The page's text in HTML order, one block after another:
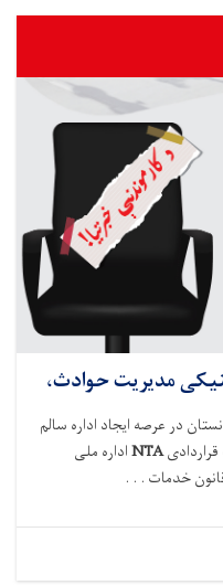
مدیریت حوادث،
در عرصه ایجاد اداره سالم
قراردادیNTAاداره ملی
خدمات . . .